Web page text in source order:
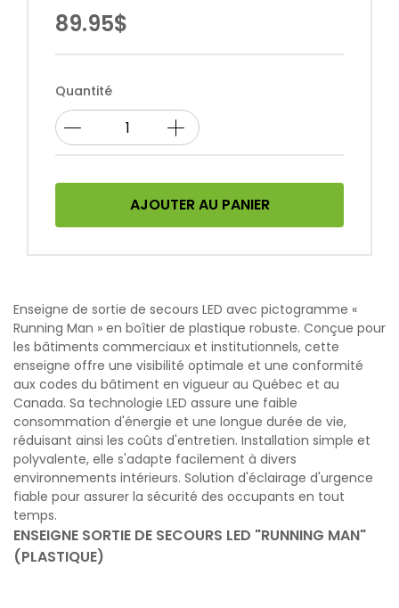
89.95$
Quantité
AJOUTER AU PANIER
Enseigne de sortie de secours LED avec pictogramme «
Running Man » en boîtier de plastique robuste. Conçue pour
les bâtiments commerciaux et institutionnels, cette
enseigne offre une visibilité optimale et une conformité
aux codes du bâtiment en vigueur au Québec et au
Canada. Sa technologie LED assure une faible
consommation d'énergie et une longue durée de vie,
réduisant ainsi les coûts d'entretien. Installation simple et
polyvalente, elle s'adapte facilement à divers
environnements intérieurs. Solution d'éclairage d'urgence
fiable pour assurer la sécurité des occupants en tout
temps.
ENSEIGNE SORTIE DE SECOURS LED "RUNNING MAN"
(PLASTIQUE)